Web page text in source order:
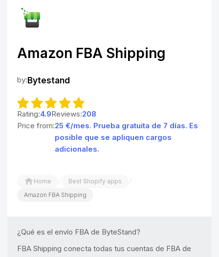
Amazon FBA Shipping
by: Bytestand
Rating:4.9Reviews:208
Price from:25 €/mes. Prueba gratuita de 7 días. Es
posible que se apliquen cargos
adicionales.
Home / Best Shopify apps /
Amazon FBA Shipping
¿Qué es el envío FBA de ByteStand?
FBA Shipping conecta todas tus cuentas de FBA de